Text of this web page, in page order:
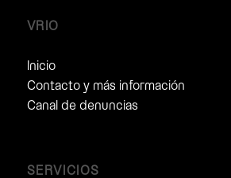
VRIO
Inicio
Contacto y más información
Canal de denuncias
SERVICIOS